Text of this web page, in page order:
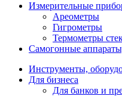
Измерительные
Ареометры
Гигрометры
Термометры
Самогонные
Инструменты,
Для бизнеса
Для банков и